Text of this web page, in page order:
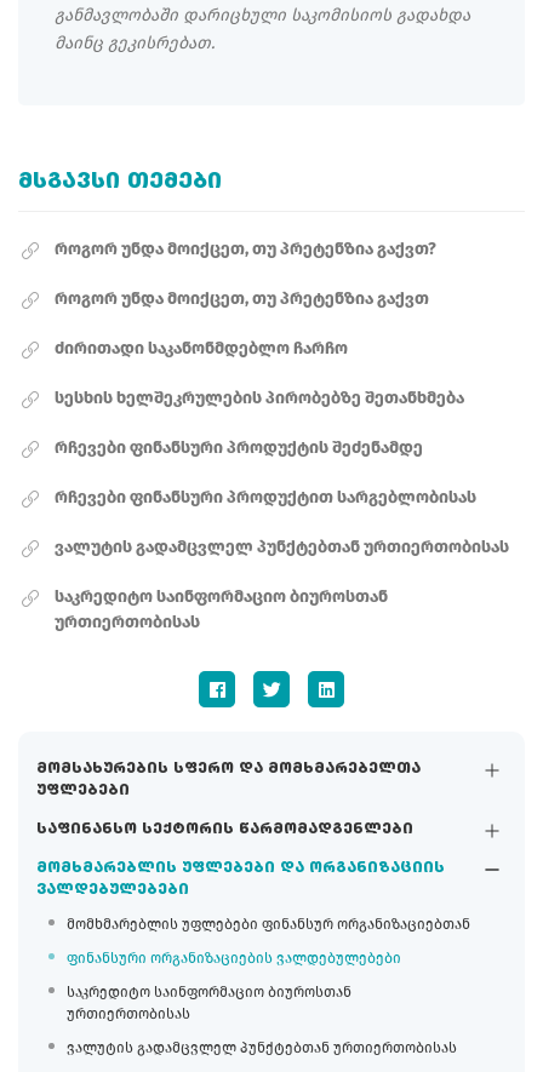
მომსახურების სფერო და მომხმარებელთა
უფლებები
საფინანსო სექტორის წარმომადგენლები
მომხმარებლის უფლებები და ორგანიზაციის
ვალდებულებები
მომხმარებლის უფლებები ფინანსურ ორგანიზაციებთან
ფინანსური ორგანიზაციების ვალდებულებები
საკრედიტო საინფორმაციო ბიუროსთან
ურთიერთობისას
ვალუტის გადამცვლელ პუნქტებთან ურთიერთობისას
განმავლობაში დარიცხული საკომისიოს გადახდა
მაინც გეკისრებათ.
ᲛᲡᲒᲐᲕᲡᲘ ᲗᲔᲛᲔᲑᲘ
როგორ უნდა მოიქცეთ, თუ პრეტენზია გაქვთ?
როგორ უნდა მოიქცეთ, თუ პრეტენზია გაქვთ
ძირითადი საკანონმდებლო ჩარჩო
სესხის ხელშეკრულების პირობებზე შეთანხმება
რჩევები ფინანსური პროდუქტის შეძენამდე
რჩევები ფინანსური პროდუქტით სარგებლობისას
ვალუტის გადამცვლელ პუნქტებთან ურთიერთობისას
საკრედიტო საინფორმაციო ბიუროსთან
ურთიერთობისას